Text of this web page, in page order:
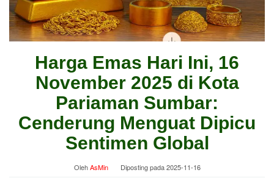
Harga Emas Hari Ini, 16
November 2025 di Kota
Pariaman Sumbar:
Cenderung Menguat Dipicu
Sentimen Global
OlehAsMin Diposting pada2025-11-16